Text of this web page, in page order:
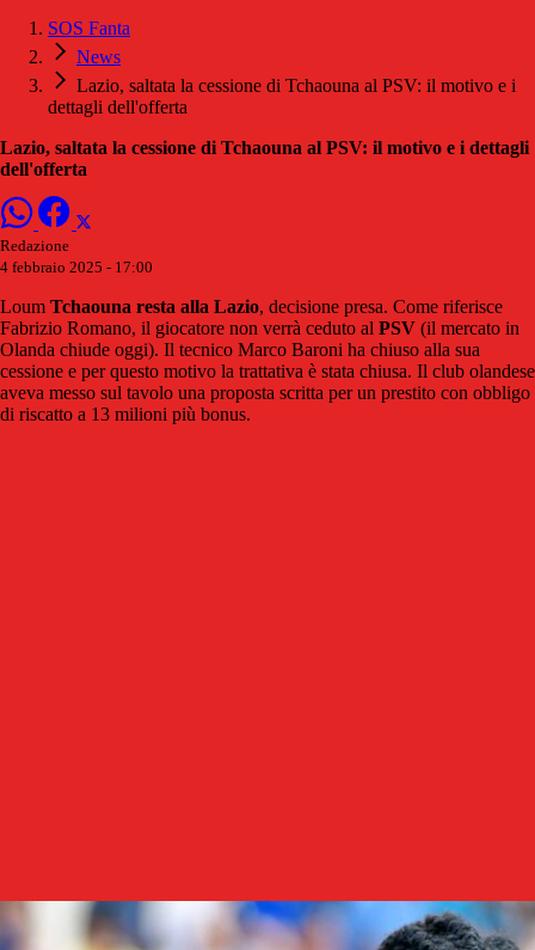
SOS Fanta
News
Lazio, saltata la cessione di Tchaouna al PSV: il motivo e i
dettagli dell'offerta
Lazio, saltata la cessione di Tchaouna al PSV: il motivo e i dettagli
dell'offerta
Redazione
4 febbraio 2025 - 17:00
Loum Tchaouna resta alla Lazio, decisione presa. Come riferisce
Fabrizio Romano, il giocatore non verrà ceduto al PSV (il mercato in
Olanda chiude oggi). Il tecnico Marco Baroni ha chiuso alla sua
cessione e per questo motivo la trattativa è stata chiusa. Il club olandese
aveva messo sul tavolo una proposta scritta per un prestito con obbligo
di riscatto a 13 milioni più bonus.